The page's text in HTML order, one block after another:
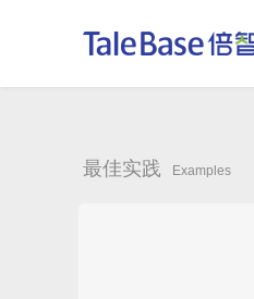
最佳实践 Examples